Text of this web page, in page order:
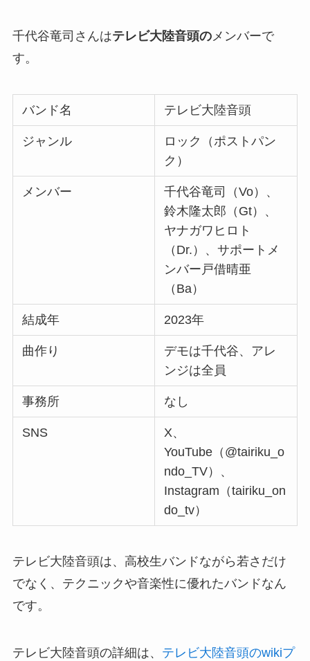
千代谷竜司さんはテレビ大陸音頭のメンバーで
す。
バンド名 テレビ大陸音頭
ジャンル
ロック（ポストパン
ク）
メンバー
千代谷竜司（Vo）、
鈴木隆太郎（Gt）、
ヤナガワヒロト
（Dr.）、サポートメ
ンバー戸借晴亜
（Ba）
結成年 2023年
曲作り
デモは千代谷、アレ
ンジは全員
事務所 なし
SNS
X、
YouTube（@tairiku_o
ndo_TV）、
Instagram（tairiku_on
do_tv）
テレビ大陸音頭は、高校生バンドながら若さだけ
でなく、テクニックや音楽性に優れたバンドなん
です。
テレビ大陸音頭の詳細は、 テレビ大陸音頭のwikiプ